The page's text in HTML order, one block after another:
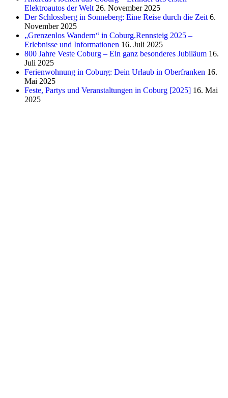
Elektroautos der Welt 26. November 2025
Der Schlossberg in Sonneberg: Eine Reise durch die Zeit 6.
November 2025
„Grenzenlos Wandern“ in Coburg.Rennsteig 2025 –
Erlebnisse und Informationen 16. Juli 2025
800 Jahre Veste Coburg – Ein ganz besonderes Jubiläum 16.
Juli 2025
Ferienwohnung in Coburg: Dein Urlaub in Oberfranken 16.
Mai 2025
Feste, Partys und Veranstaltungen in Coburg [2025] 16. Mai
2025